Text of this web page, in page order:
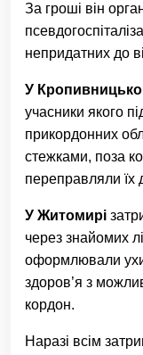
За гроші він
непридатних до
У
учасники якого
прикордонних
стежками, поза
переправляли їх
У Житомирі
через знайомих
оформлювали
здоров’я з
кордон.
Наразі всім